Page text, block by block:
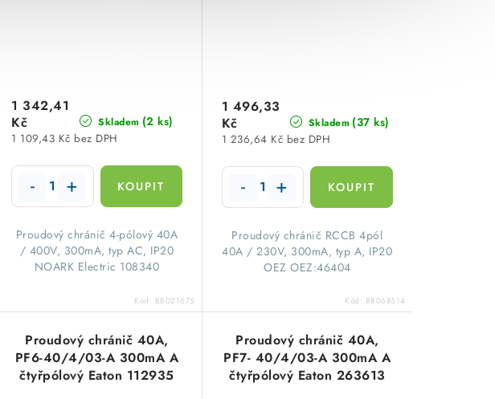
Skladem (2 ks)
1 109,43 Kč bez DPH
1 342,41
Kč
​Proudový chránič 4-pólový 40A
/ 400V, 300mA, typ AC, IP20
NOARK Electric 108340
Kód: BB021675
Skladem (37 ks)
1 236,64 Kč bez DPH
1 496,33
Kč
​Proudový chránič RCCB 4pól
40A / 230V, 300mA, typ A, IP20
OEZ OEZ:46404
Kód: BB068514
Proudový chránič 40A,
PF6-40/4/03-A 300mA A
čtyřpólový Eaton 112935
Proudový chránič 40A,
PF7- 40/4/03-A 300mA A
čtyřpólový Eaton 263613